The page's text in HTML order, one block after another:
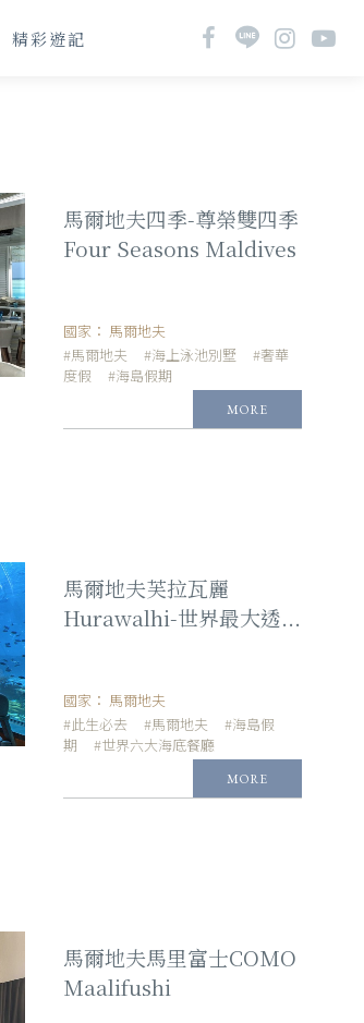
精彩遊記
馬爾地夫四季-尊榮雙四季
Four Seasons Maldives
國家： 馬爾地夫
#馬爾地夫
#海上泳池別墅
#奢華
度假
#海島假期
MORE
馬爾地夫芙拉瓦麗
Hurawalhi-世界最大透...
國家： 馬爾地夫
#此生必去
#馬爾地夫
#海島假
期
#世界六大海底餐廳
MORE
馬爾地夫馬里富士COMO
Maalifushi